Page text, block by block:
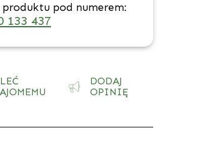
pod numerem:
133 437
DODAJ
OPINIĘ